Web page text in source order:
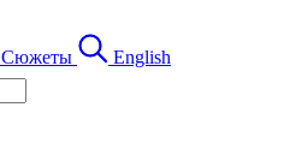
Сюжеты English